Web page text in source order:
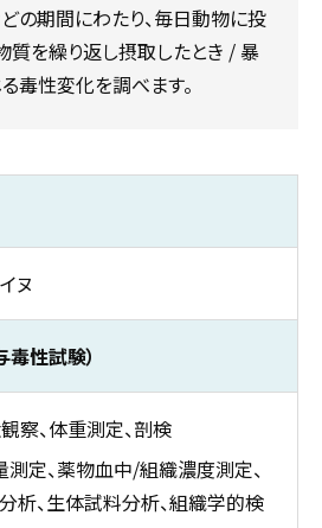
どの期間にわたり、毎日動物に投
質を繰り返し摂取したとき / 暴
毒性変化を調べます。
ヌ
毒性試験）
察、体重測定、剖検
測定、薬物血中/組織濃度測定、
析、生体試料分析、組織学的検